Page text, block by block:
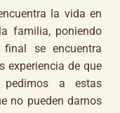
la vida en
familia, poniendo
se encuentra
experiencia de que
a estas
no pueden darnos